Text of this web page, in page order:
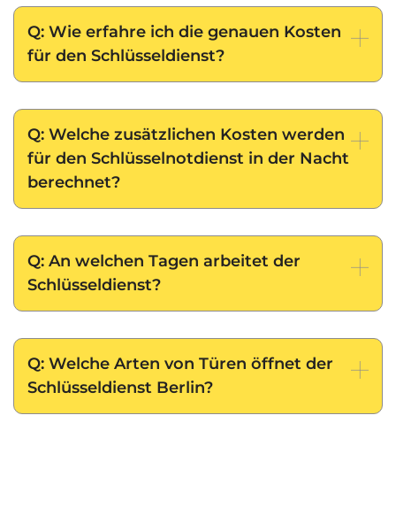
Q: Wie erfahre ich die genauen Kosten
für den Schlüsseldienst?
Q: Welche zusätzlichen Kosten werden
für den Schlüsselnotdienst in der Nacht
berechnet?
Q: An welchen Tagen arbeitet der
Schlüsseldienst?
Q: Welche Arten von Türen öffnet der
Schlüsseldienst Berlin?